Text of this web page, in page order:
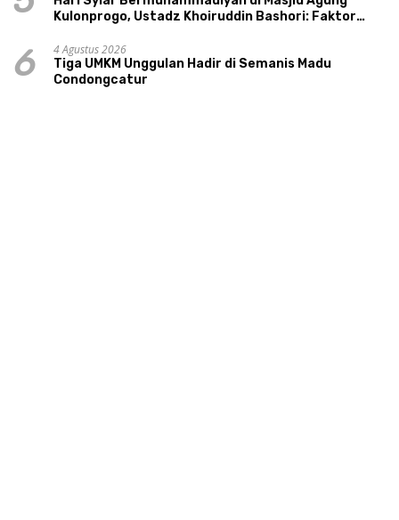
Kulonprogo, Ustadz Khoiruddin Bashori: Faktor
6
4 Agustus 2026
Tiga UMKM Unggulan Hadir di Semanis Madu
Condongcatur